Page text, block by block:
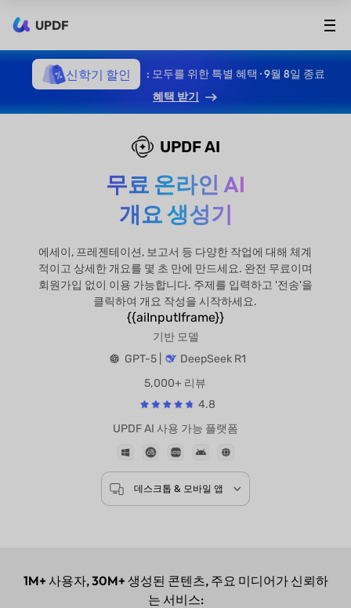
UPDF
신학기 할인
: 모두를 위한 특별 혜택 · 9월 8일 종료
혜택 받기
UPDF AI
무료 온라인 AI
개요 생성기
에세이, 프레젠테이션, 보고서 등 다양한 작업에 대해 체계
적이고 상세한 개요를 몇 초 만에 만드세요. 완전 무료이며
회원가입 없이 이용 가능합니다. 주제를 입력하고 '전송'을
클릭하여 개요 작성을 시작하세요.
{{aiInputIframe}}
기반 모델
GPT-5 |
DeepSeek R1
5,000+ 리뷰
4.8
UPDF AI 사용 가능 플랫폼
1M+ 사용자,30M+ 생성된 콘텐츠, 주요 미디어가 신뢰하
는 서비스: